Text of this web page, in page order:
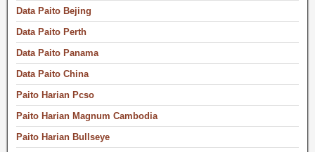
Data Paito Bejing
Data Paito Perth
Data Paito Panama
Data Paito China
Paito Harian Pcso
Paito Harian Magnum Cambodia
Paito Harian Bullseye